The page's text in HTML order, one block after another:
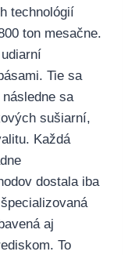
technológií
ton mesačne.
Tie sa
sa
sušiarní,
Každá
dostala iba
aj
To